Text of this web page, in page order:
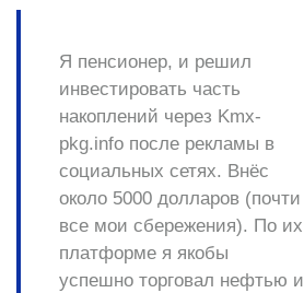
Я пенсионер, и решил
инвестировать часть
накоплений через Kmx-
pkg.info после рекламы в
социальных сетях. Внёс
около 5000 долларов (почти
все мои сбережения). По их
платформе я якобы
успешно торговал нефтью и